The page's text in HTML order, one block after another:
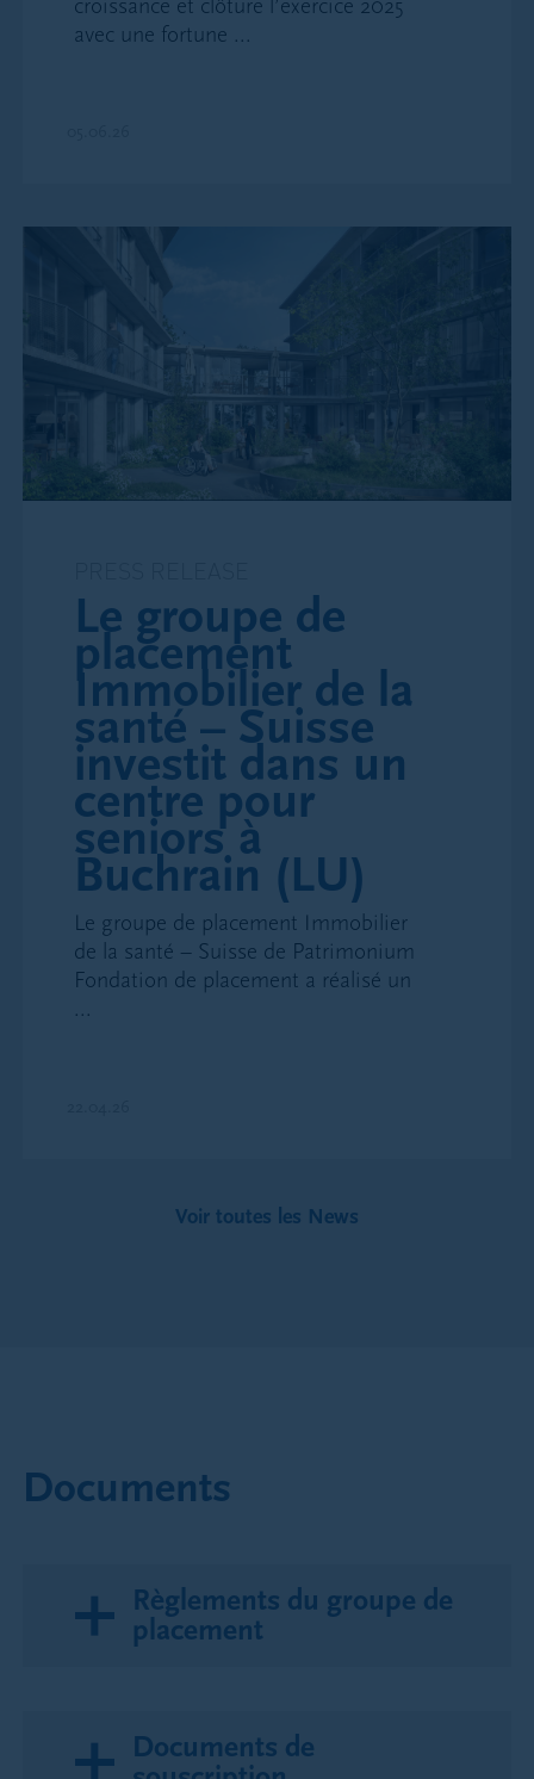
ordres de paiement) ne sont pas valables
d’e-mail. Patrimonium ne peut être tenu
responsable pour des pertes résultant de messages
e-mail envoyés ave retard ou pas envoyés du tout.
Ces conditions s’appliquent pour toute forme de
communication non protégée dont les fonctions et
l’exposition au risque est similaire à celle de l’e-
Nous recommandons aux investisseurs de
fonds de placement et d’autres produits
d’investissement et les effets de ces transaction
sur sa taxation.
Loi applicable
En cas de naissance d’une relation juridique entre
l’utilisateur et Patrimonium résultant de
l’utilisation de ce site internet, celle-ci serait
soumise au droit suisse.
croissance et clôture l’exercice 2025
avec une fortune ...
Le groupe de
placement
Immobilier de la
santé – Suisse
investit dans un
centre pour
seniors à
Buchrain (LU)
Le groupe de placement Immobilier
de la santé – Suisse de Patrimonium
Fondation de placement a réalisé un
...
Voir toutes les News
Documents
Règlements du groupe de
placement
Documents de